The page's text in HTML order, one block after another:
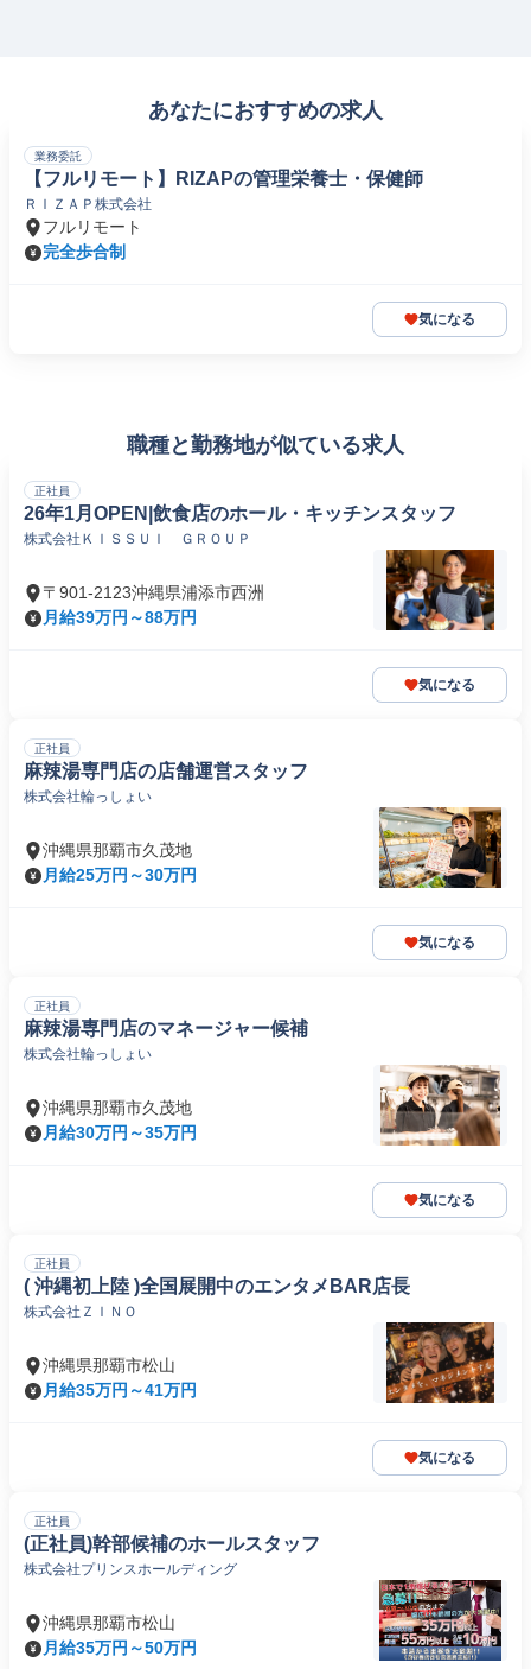
あなたにおすすめの求人
業務委託
【フルリモート】RIZAPの管理栄養士・保健師
ＲＩＺＡＰ株式会社
フルリモート
完全歩合制
気になる
職種と勤務地が似ている求人
正社員
26年1月OPEN|飲食店のホール・キッチンスタッフ
株式会社ＫＩＳＳＵＩ ＧＲＯＵＰ
〒901-2123沖縄県浦添市西洲
月給39万円～88万円
気になる
正社員
麻辣湯専門店の店舗運営スタッフ
株式会社輪っしょい
沖縄県那覇市久茂地
月給25万円～30万円
気になる
正社員
麻辣湯専門店のマネージャー候補
株式会社輪っしょい
沖縄県那覇市久茂地
月給30万円～35万円
気になる
正社員
( 沖縄初上陸 )全国展開中のエンタメBAR店長
株式会社ＺＩＮＯ
沖縄県那覇市松山
月給35万円～41万円
気になる
正社員
(正社員)幹部候補のホールスタッフ
株式会社プリンスホールディング
沖縄県那覇市松山
月給35万円～50万円